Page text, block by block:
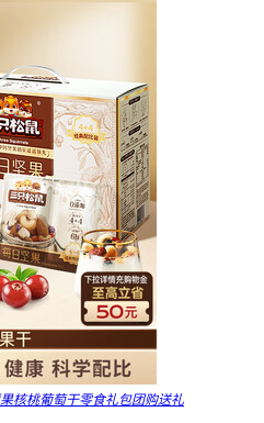
核桃葡萄干零食礼包团购送礼